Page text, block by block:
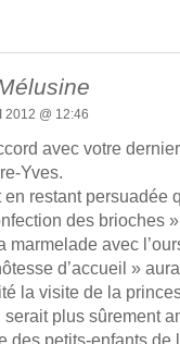
2012 @ 12:46
avec votre
Yves.
en restant persuadée
des brioches
marmelade avec
d’accueil »
la visite de la
serait plus sûrement
des petits-enfants de